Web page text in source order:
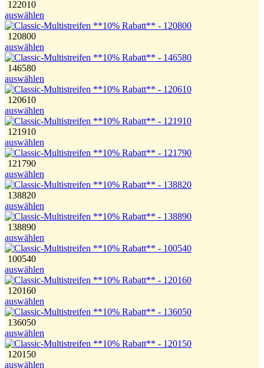
122010
auswählen
120800
auswählen
146580
auswählen
120610
auswählen
121910
auswählen
121790
auswählen
138820
auswählen
138890
auswählen
100540
auswählen
120160
auswählen
136050
auswählen
120150
auswählen